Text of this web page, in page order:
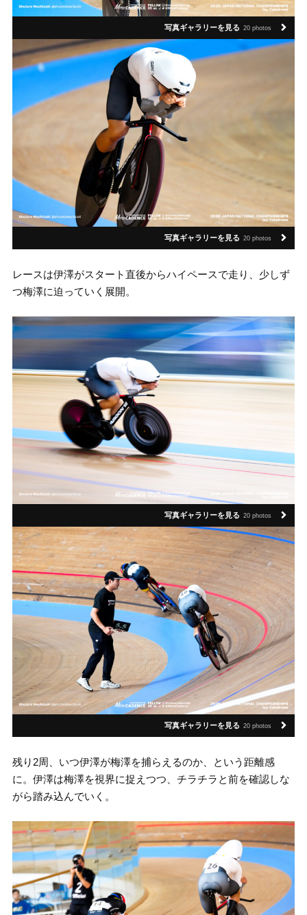
写真ギャラリーを見る 20 photos
写真ギャラリーを見る 20 photos
レースは伊澤がスタート直後からハイペースで走り、少しず
つ梅澤に迫っていく展開。
写真ギャラリーを見る 20 photos
写真ギャラリーを見る 20 photos
残り2周、いつ伊澤が梅澤を捕らえるのか、という距離感
に。伊澤は梅澤を視界に捉えつつ、チラチラと前を確認しな
がら踏み込んでいく。